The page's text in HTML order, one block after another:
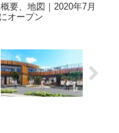
要、地図｜2020年7月
オープン